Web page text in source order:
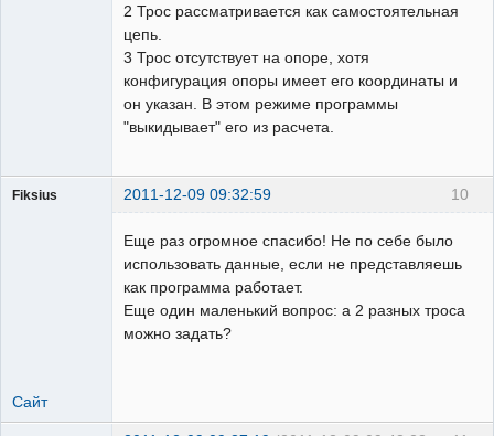
2 Трос рассматривается как самостоятельная
цепь.
3 Трос отсутствует на опоре, хотя
конфигурация опоры имеет его координаты и
он указан. В этом режиме программы
"выкидывает" его из расчета.
10
Fiksius 2011-12-09 09:32:59
Еще раз огромное спасибо! Не по себе было
использовать данные, если не представляешь
как программа работает.
Еще один маленький вопрос: а 2 разных троса
можно задать?
Сайт